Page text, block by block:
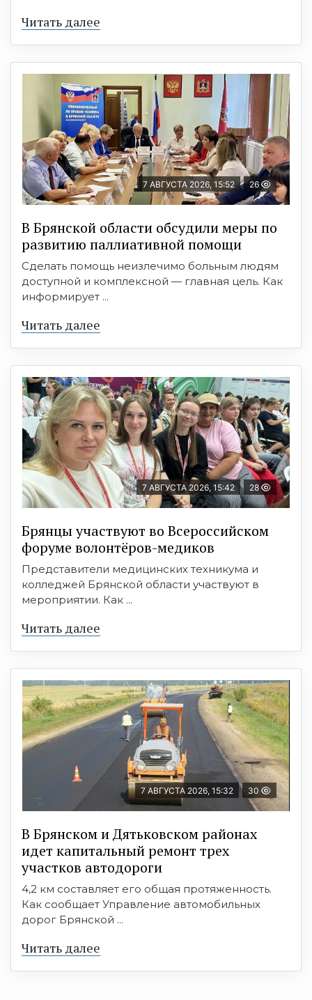
Читать далее
7 АВГУСТА 2026, 15:52 26
В Брянской области обсудили меры по
развитию паллиативной помощи
Сделать помощь неизлечимо больным людям
доступной и комплексной — главная цель. Как
информирует ...
Читать далее
7 АВГУСТА 2026, 15:42 28
Брянцы участвуют во Всероссийском
форуме волонтёров-медиков
Представители медицинских техникума и
колледжей Брянской области участвуют в
мероприятии. Как ...
Читать далее
7 АВГУСТА 2026, 15:32 30
В Брянском и Дятьковском районах
идет капитальный ремонт трех
участков автодороги
4,2 км составляет его общая протяженность.
Как сообщает Управление автомобильных
дорог Брянской ...
Читать далее